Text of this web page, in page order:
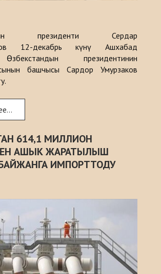
президенти Сердар
12-декабрь күнү Ашхабад
президентинин
башчысы Сардор Умурзаков
614,1 МИЛЛИОН
АШЫК ЖАРАТЫЛЫШ
ИМПОРТТОДУ